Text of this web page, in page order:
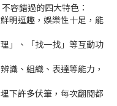
容錯過的四大特色：
明逗趣，娛樂性十足，能
」、「找一找」等互動功
識、組織、表達等能力，
下許多伏筆，每次翻閱都